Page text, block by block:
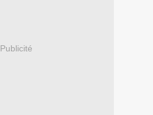
Publicité